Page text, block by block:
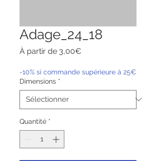
Adage_24_18
À partir de 3,00€
-10% si commande supérieure à 25€
Dimensions *
Quantité *